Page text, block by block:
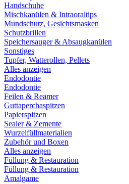
Handschuhe
Mischkanülen & Intraoraltips
Mundschutz, Gesichtsmasken
Schutzbrillen
Speichersauger & Absaugkanülen
Sonstiges
Tupfer, Watterollen, Pellets
Alles anzeigen
Endodontie
Endodontie
Feilen & Reamer
Guttaperchaspitzen
Papierspitzen
Sealer & Zemente
Wurzelfüllmaterialien
Zubehör und Boxen
Alles anzeigen
Füllung & Restauration
Füllung & Restauration
Amalgame